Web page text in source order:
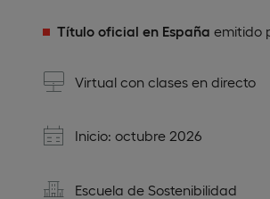
Título oficial en España emitido
Virtual con clases en directo
Inicio: octubre 2026
Escuela de Sostenibilidad